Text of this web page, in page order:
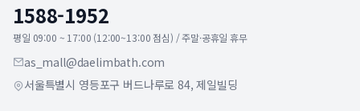
1588-1952
평일 09:00 ~ 17:00 (12:00~13:00 점심) / 주말·공휴일 휴무
as_mall@daelimbath.com
서울특별시 영등포구 버드나루로 84, 제일빌딩